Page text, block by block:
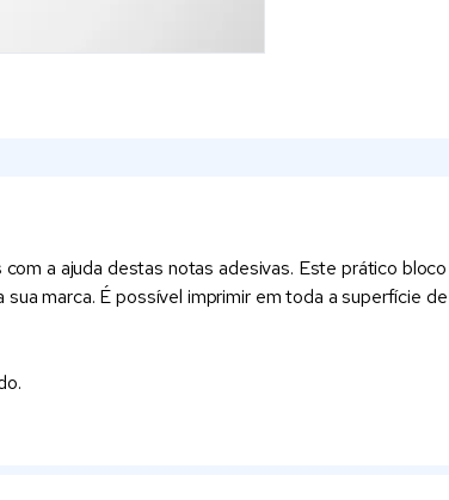
a ajuda destas notas adesivas. Este prático
marca. É possível imprimir em toda a superfície